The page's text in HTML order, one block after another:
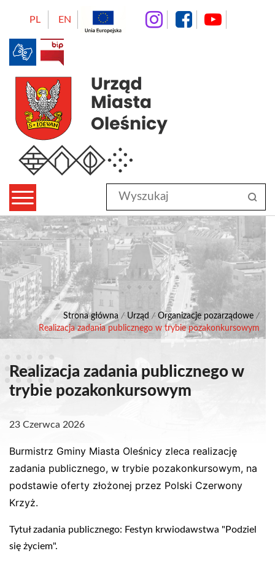
PL EN instagram
Wyszukaj
w
serwisie
Strona główna / Urząd / Organizacje pozarządowe /
Realizacja zadania publicznego w trybie pozakonkursowym
Realizacja zadania publicznego w
trybie pozakonkursowym
23 Czerwca 2026
Burmistrz Gminy Miasta Oleśnicy zleca realizację
zadania publicznego, w trybie pozakonkursowym, na
podstawie oferty złożonej przez Polski Czerwony
Krzyż.
Tytuł zadania publicznego: Festyn krwiodawstwa "Podziel
się życiem".